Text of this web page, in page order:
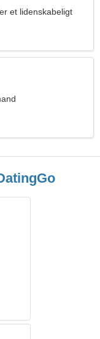
et lidenskabeligt